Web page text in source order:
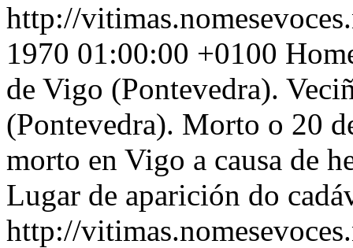
http://
1970 01:00:00 +0100
de Vigo (Pontevedra).
(Pontevedra). Morto o 20
morto en Vigo a causa de
Lugar de aparición do
http://